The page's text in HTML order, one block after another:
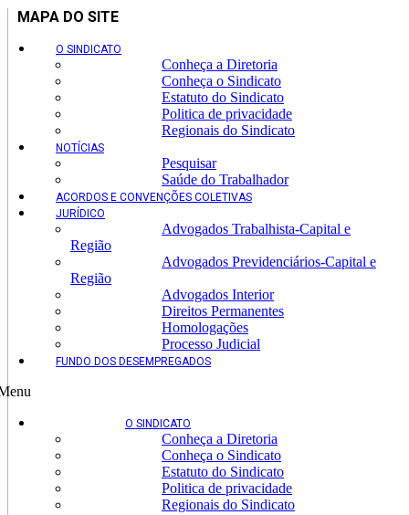
MAPA DO SITE
O SINDICATO
Conheça a Diretoria
Conheça o Sindicato
Estatuto do Sindicato
Politica de privacidade
Regionais do Sindicato
NOTÍCIAS
Pesquisar
Saúde do Trabalhador
ACORDOS E CONVENÇÕES COLETIVAS
JURÍDICO
Advogados Trabalhista-Capital e
Região
Advogados Previdenciários-Capital e
Região
Advogados Interior
Direitos Permanentes
Homologações
Processo Judicial
FUNDO DOS DESEMPREGADOS
O SINDICATO
Conheça a Diretoria
Conheça o Sindicato
Estatuto do Sindicato
Politica de privacidade
Regionais do Sindicato